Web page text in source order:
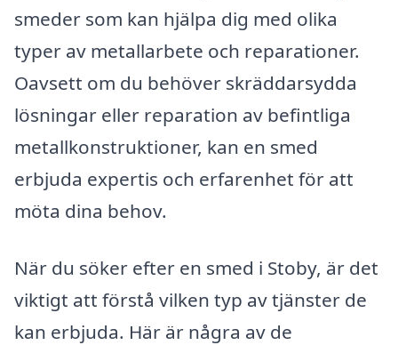
smeder som kan hjälpa dig med olika
typer av metallarbete och reparationer.
Oavsett om du behöver skräddarsydda
lösningar eller reparation av befintliga
metallkonstruktioner, kan en smed
erbjuda expertis och erfarenhet för att
möta dina behov.
När du söker efter en smed i Stoby, är det
viktigt att förstå vilken typ av tjänster de
kan erbjuda. Här är några av de